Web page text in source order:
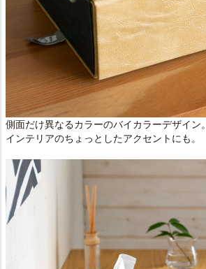
側面だけ異なるカラーのバイカラーデザイン。
インテリアのちょっとしたアクセントにも。